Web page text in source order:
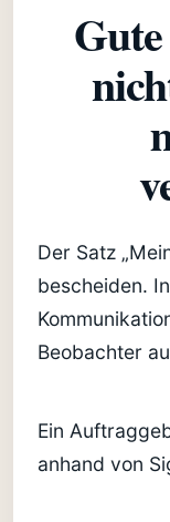
Der Satz
bescheiden.
Beobachter
Ein
anhand von